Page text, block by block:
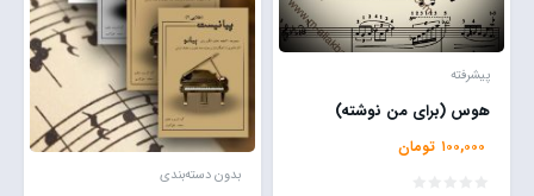
پیشرفته
هوس (برای من نوشته)
تومان
بدون دسته‌بندی